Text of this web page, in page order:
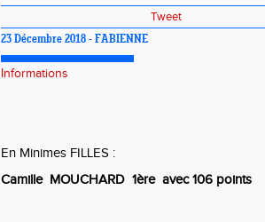
Tweet
23 Décembre 2018 - FABIENNE
Informations
En Minimes FILLES :
Camille MOUCHARD 1ère avec 106 points